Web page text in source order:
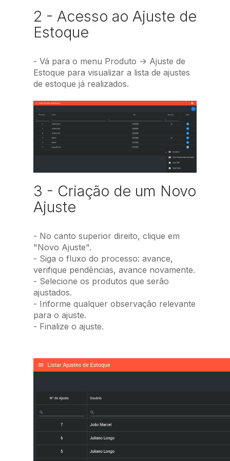
2 - Acesso ao Ajuste de
Estoque
- Vá para o menu Produto -> Ajuste de
Estoque para visualizar a lista de ajustes
de estoque já realizados.
3 - Criação de um Novo
Ajuste
- No canto superior direito, clique em
"Novo Ajuste".
- Siga o fluxo do processo: avance,
verifique pendências, avance novamente.
- Selecione os produtos que serão
ajustados.
- Informe qualquer observação relevante
para o ajuste.
- Finalize o ajuste.